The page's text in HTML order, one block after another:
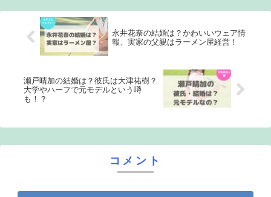
永井花奈の結婚は？かわいいウェア情
報、実家の父親はラーメン屋経営！
瀬戸晴加の結婚は？彼氏は大津祐樹？
大学やハーフで元モデルという噂
も！？
コメント